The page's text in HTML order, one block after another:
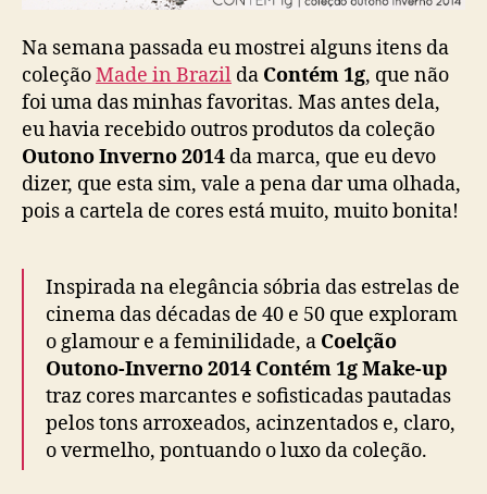
Na semana passada eu mostrei alguns itens da
coleçãoMade in Brazil da Contém 1g, que não
foi uma das minhas favoritas. Mas antes dela,
eu havia recebido outros produtos da coleção
Outono Inverno 2014 da marca, que eu devo
dizer, que esta sim, vale a pena dar uma olhada,
pois a cartela de cores está muito, muito bonita!
Inspirada na elegância sóbria das estrelas de
cinema das décadas de 40 e 50 que exploram
o glamour e a feminilidade, a Coelção
Outono-Inverno 2014 Contém 1g Make-up
traz cores marcantes e sofisticadas pautadas
pelos tons arroxeados, acinzentados e, claro,
o vermelho, pontuando o luxo da coleção.